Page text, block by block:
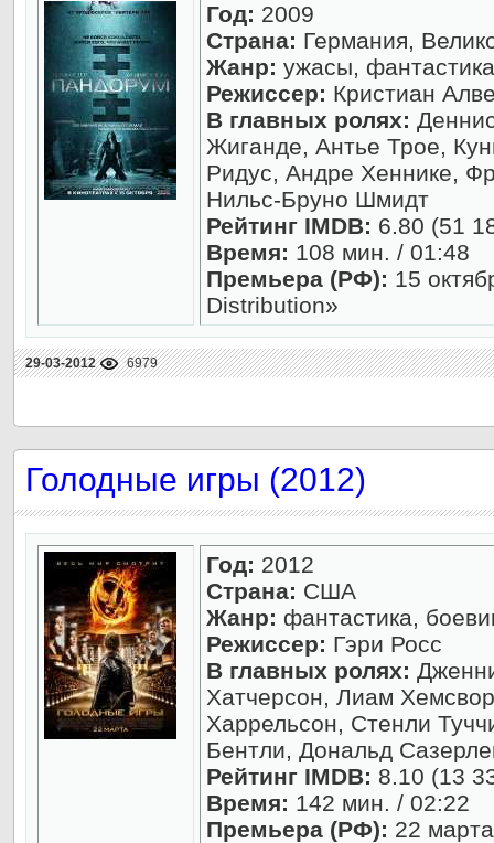
Год: 2009
Страна: Германия,
Жанр: ужасы,
Режиссер: Кристиан
В главных ролях:
Жиганде, Антье Трое,
Ридус, Андре Хеннике,
Нильс-Бруно Шмидт
Рейтинг IMDB: 6.80 (51
Время: 108 мин. / 01:48
Премьера (РФ): 15
Distribution»
29-03-2012 6979
Голодные игры (2012)
Год: 2012
Страна: США
Жанр: фантастика,
Режиссер: Гэри Росс
В главных ролях:
Хатчерсон, Лиам
Харрельсон, Стенли
Бентли, Дональд
Рейтинг IMDB: 8.10 (13
Время: 142 мин. / 02:22
Премьера (РФ): 22